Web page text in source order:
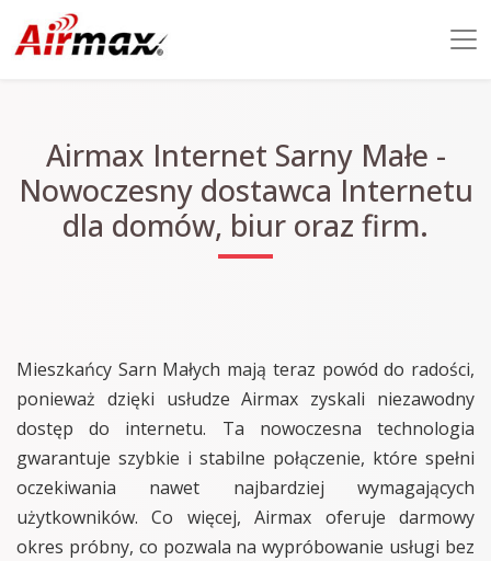
Airmax Internet Sarny Małe -
Nowoczesny dostawca Internetu
dla domów, biur oraz firm.
Mieszkańcy Sarn Małych mają teraz powód do radości,
ponieważ dzięki usłudze Airmax zyskali niezawodny
dostęp do internetu. Ta nowoczesna technologia
gwarantuje szybkie i stabilne połączenie, które spełni
oczekiwania nawet najbardziej wymagających
użytkowników. Co więcej, Airmax oferuje darmowy
okres próbny, co pozwala na wypróbowanie usługi bez